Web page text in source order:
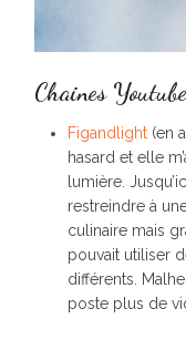
Chaines
Figandlight (en
hasard et elle
lumière.
restreindre à
culinaire mais
pouvait utiliser
différents.
poste plus de